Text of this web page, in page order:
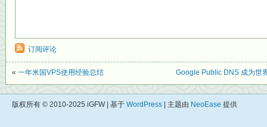
订阅评论
« 一年米国VPS使用经验总结 Google Public DNS 成为世
版权所有 © 2010-2025 iGFW | 基于 WordPress | 主题由 NeoEase 提供